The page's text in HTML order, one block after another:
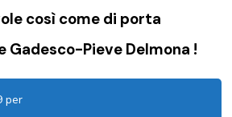
così come di porta
Gadesco-Pieve Delmona !
per